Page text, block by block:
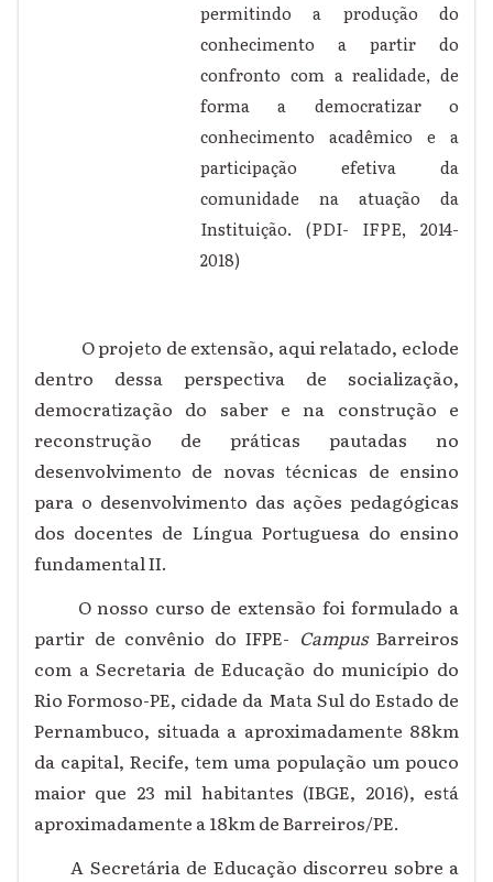
permitindo a produção do
conhecimento a partir do
confronto com a realidade, de
forma a democratizar o
conhecimento acadêmico e a
participação efetiva da
comunidade na atuação da
Instituição. (PDI- IFPE, 2014-
2018)
O projeto de extensão, aqui relatado, eclode
dentro dessa perspectiva de socialização,
democratização do saber e na construção e
reconstrução de práticas pautadas no
desenvolvimento de novas técnicas de ensino
para o desenvolvimento das ações pedagógicas
dos docentes de Língua Portuguesa do ensino
fundamental II.
O nosso curso de extensão foi formulado a
partir de convênio do IFPE- Campus Barreiros
com a Secretaria de Educação do município do
Rio Formoso-PE, cidade da Mata Sul do Estado de
Pernambuco, situada a aproximadamente 88km
da capital, Recife, tem uma população um pouco
maior que 23 mil habitantes (IBGE, 2016), está
aproximadamente a 18km de Barreiros/PE.
A Secretária de Educação discorreu sobre a